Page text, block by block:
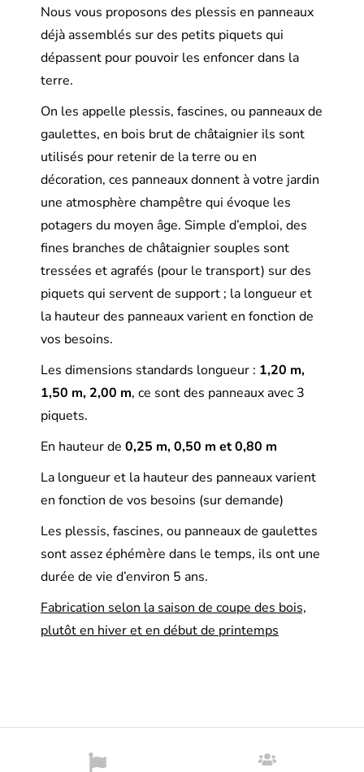
Nous vous proposons des plessis en panneaux
déjà assemblés sur des petits piquets qui
dépassent pour pouvoir les enfoncer dans la
terre.
On les appelle plessis, fascines, ou panneaux de
gaulettes, en bois brut de châtaignier ils sont
utilisés pour retenir de la terre ou en
décoration, ces panneaux donnent à votre jardin
une atmosphère champêtre qui évoque les
potagers du moyen âge. Simple d’emploi, des
fines branches de châtaignier souples sont
tressées et agrafés (pour le transport) sur des
piquets qui servent de support ; la longueur et
la hauteur des panneaux varient en fonction de
vos besoins.
Les dimensions standards longueur : 1,20 m,
1,50 m, 2,00 m, ce sont des panneaux avec 3
piquets.
En hauteur de 0,25 m, 0,50 m et 0,80 m
La longueur et la hauteur des panneaux varient
en fonction de vos besoins (sur demande)
Les plessis, fascines, ou panneaux de gaulettes
sont assez éphémère dans le temps, ils ont une
durée de vie d’environ 5 ans.
Fabrication selon la saison de coupe des bois,
plutôt en hiver et en début de printemps